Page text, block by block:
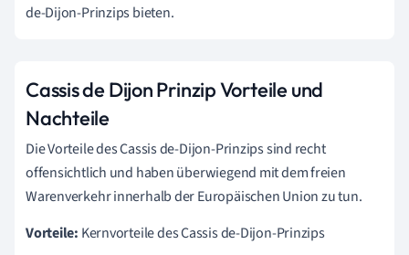
de-Dijon-Prinzips bieten.
Cassis de Dijon Prinzip Vorteile und
Nachteile
Die Vorteile des Cassis de-Dijon-Prinzips sind recht
offensichtlich und haben überwiegend mit dem freien
Warenverkehr innerhalb der Europäischen Union zu tun.
Vorteile: Kernvorteile des Cassis de-Dijon-Prinzips